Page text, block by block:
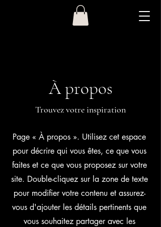
À propos
Trouvez votre inspiration
Page « À propos ». Utilisez cet espace
pour décrire qui vous êtes, ce que vous
faites et ce que vous proposez sur votre
site. Double-cliquez sur la zone de texte
pour modifier votre contenu et assurez-
vous d'ajouter les détails pertinents que
vous souhaitez partager avec les